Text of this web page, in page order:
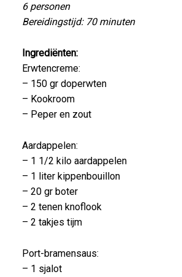
6 personen
Bereidingstijd: 70 minuten
Ingrediënten:
Erwtencreme:
– 150 gr doperwten
– Kookroom
– Peper en zout
Aardappelen:
– 1 1/2 kilo aardappelen
– 1 liter kippenbouillon
– 20 gr boter
– 2 tenen knoflook
– 2 takjes tijm
Port-bramensaus:
– 1 sjalot